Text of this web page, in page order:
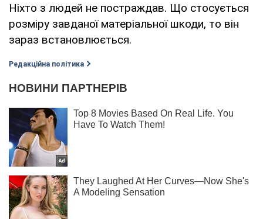
Ніхто з людей не постраждав. Що стосується
розміру завданої матеріальної шкоди, то він
зараз встановлюється.
Редакційна політика